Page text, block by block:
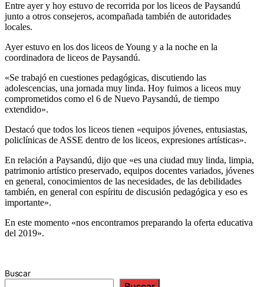
Entre ayer y hoy estuvo de recorrida por los liceos de Paysandú
junto a otros consejeros, acompañada también de autoridades
locales.
Ayer estuvo en los dos liceos de Young y a la noche en la
coordinadora de liceos de Paysandú.
«Se trabajó en cuestiones pedagógicas, discutiendo las
adolescencias, una jornada muy linda. Hoy fuimos a liceos muy
comprometidos como el 6 de Nuevo Paysandú, de tiempo
extendido».
Destacó que todos los liceos tienen «equipos jóvenes, entusiastas,
policlínicas de ASSE dentro de los liceos, expresiones artísticas».
En relación a Paysandú, dijo que «es una ciudad muy linda, limpia,
patrimonio artístico preservado, equipos docentes variados, jóvenes
en general, conocimientos de las necesidades, de las debilidades
también, en general con espíritu de discusión pedagógica y eso es
importante».
En este momento «nos encontramos preparando la oferta educativa
del 2019».
Buscar